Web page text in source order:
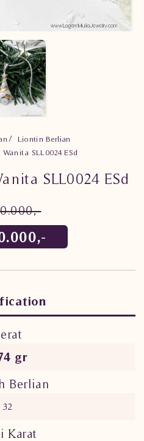
Liontin Berlian
SLL0024 ESd
SLL0024 ESd
gr
Berlian
32
Karat